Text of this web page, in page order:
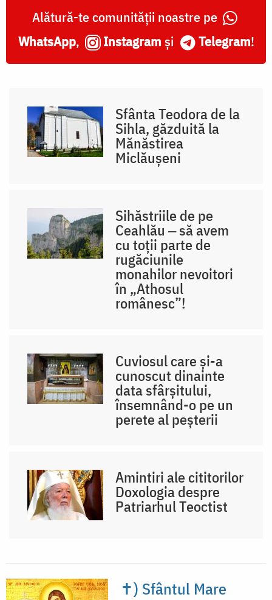
Alătură-te comunității noastre pe
WhatsApp, Instagram și Telegram!
Sfânta Teodora de la
Sihla, găzduită la
Mănăstirea
Miclăușeni
Sihăstriile de pe
Ceahlău ‒ să avem
cu toții parte de
rugăciunile
monahilor nevoitori
în „Athosul
românesc”!
Cuviosul care și-a
cunoscut dinainte
data sfârșitului,
însemnând-o pe un
perete al peșterii
Amintiri ale cititorilor
Doxologia despre
Patriarhul Teoctist
✝) Sfântul Mare